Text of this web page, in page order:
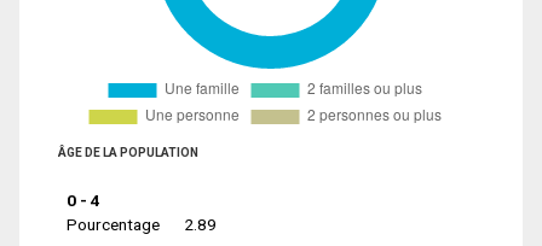
ÂGE DE LA POPULATION
0 - 4
Pourcentage
2.89